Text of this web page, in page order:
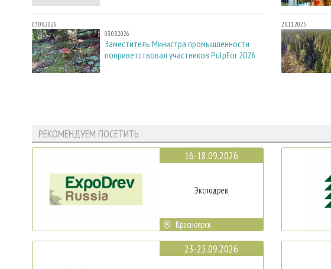
03.08.2026
03.08.2026
Заместитель Министра промышленности
поприветствовал участников PulpFor 2026
28.11.2025
РЕКОМЕНДУЕМ ПОСЕТИТЬ
16-18.09.2026
Эксподрев
Красноярск
23-25.09.2026